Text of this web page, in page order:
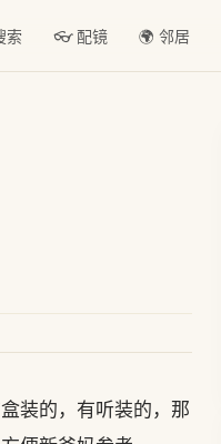
索 👓 配镜 🌍 邻居
装的，有听装的，那